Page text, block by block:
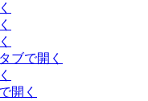
ブで開く
開く